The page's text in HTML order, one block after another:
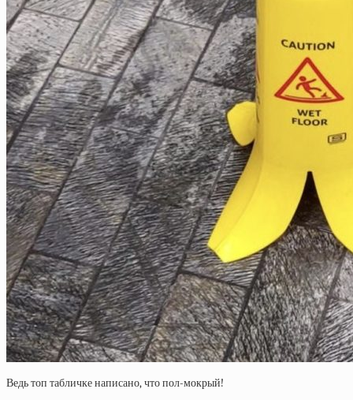
Ведь топ табличке написано, что пол-мокрый!